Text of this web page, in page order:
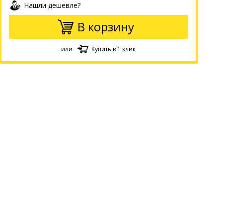
Нашли дешевле?
В корзину
или Купить в 1 клик